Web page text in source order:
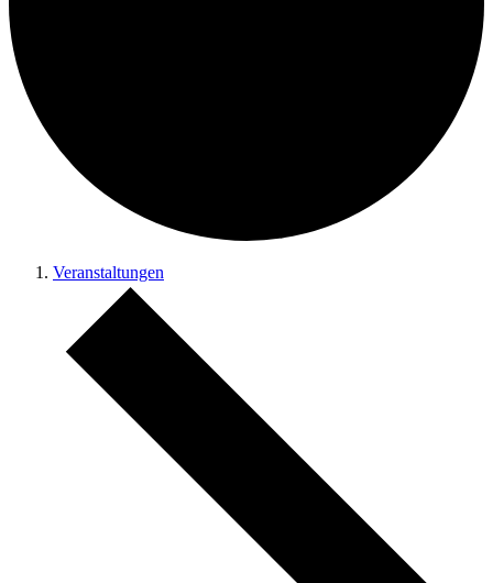
Veranstaltungen